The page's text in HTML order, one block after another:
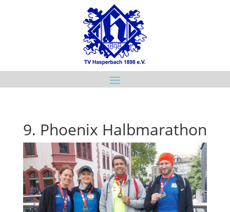
9. Phoenix Halbmarathon